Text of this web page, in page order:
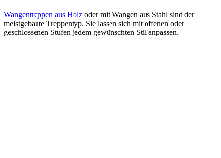
Wangentreppen aus Holz oder mit Wangen aus Stahl sind der
meistgebaute Treppentyp. Sie lassen sich mit offenen oder
geschlossenen Stufen jedem gewünschten Stil anpassen.